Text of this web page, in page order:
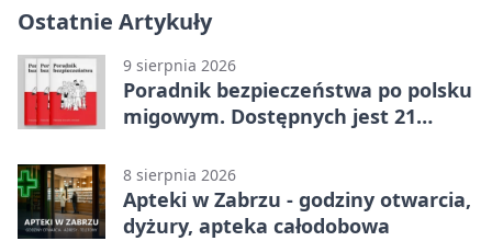
Ostatnie Artykuły
9 sierpnia 2026
Poradnik bezpieczeństwa po polsku
migowym. Dostępnych jest 21
8 sierpnia 2026
Apteki w Zabrzu - godziny otwarcia,
dyżury, apteka całodobowa